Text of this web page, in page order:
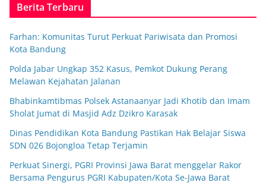
Berita Terbaru
Farhan: Komunitas Turut Perkuat Pariwisata dan Promosi
Kota Bandung
Polda Jabar Ungkap 352 Kasus, Pemkot Dukung Perang
Melawan Kejahatan Jalanan
Bhabinkamtibmas Polsek Astanaanyar Jadi Khotib dan Imam
Sholat Jumat di Masjid Adz Dzikro Karasak
Dinas Pendidikan Kota Bandung Pastikan Hak Belajar Siswa
SDN 026 Bojongloa Tetap Terjamin
Perkuat Sinergi, PGRI Provinsi Jawa Barat menggelar Rakor
Bersama Pengurus PGRI Kabupaten/Kota Se-Jawa Barat